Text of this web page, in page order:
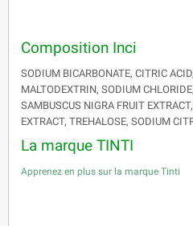
Composition Inci
SODIUM BICARBONATE, CITRIC
MALTODEXTRIN, SODIUM
SAMBUSCUS NIGRA FRUIT
EXTRACT, TREHALOSE, SODIUM
La marque TINTI
Apprenez en plus sur la marque Tinti